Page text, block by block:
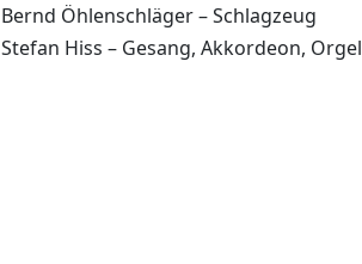
Bernd Öhlenschläger – Schlagzeug
Stefan Hiss – Gesang, Akkordeon, Orgel